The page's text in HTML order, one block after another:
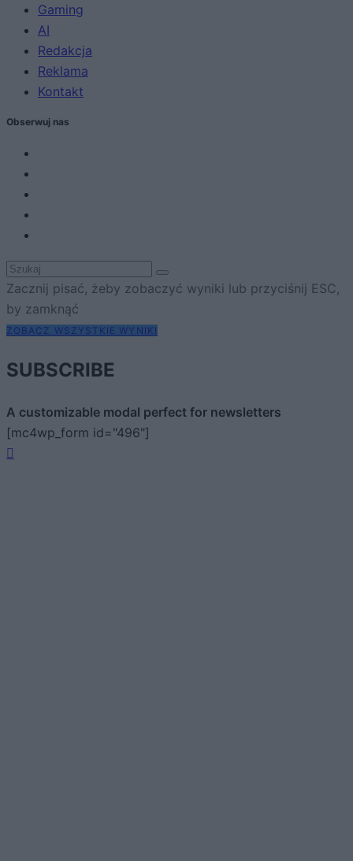
Gaming
AI
Redakcja
Reklama
Kontakt
Obserwuj nas
Zacznij pisać, żeby zobaczyć wyniki lub przyciśnij ESC,
by zamknąć
ZOBACZ WSZYSTKIE WYNIKI
SUBSCRIBE
A customizable modal perfect for newsletters
[mc4wp_form id="496"]